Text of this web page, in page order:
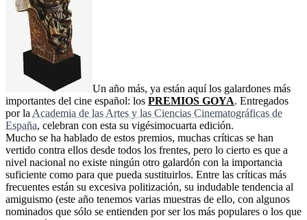
Un año más, ya están aquí los galardones más
importantes del cine español: los PREMIOS GOYA. Entregados
por la Academia de las Artes y las Ciencias Cinematográficas de
España, celebran con esta su vigésimocuarta edición.
Mucho se ha hablado de estos premios, muchas críticas se han
vertido contra ellos desde todos los frentes, pero lo cierto es que a
nivel nacional no existe ningún otro galardón con la importancia
suficiente como para que pueda sustituirlos. Entre las críticas más
frecuentes están su excesiva politización, su indudable tendencia al
amiguismo (este año tenemos varias muestras de ello, con algunos
nominados que sólo se entienden por ser los más populares o los que